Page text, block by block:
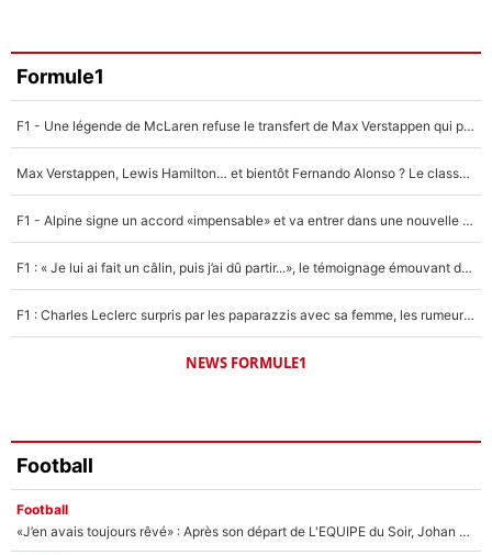
Faris Moumbagna
4%
Un autre joueur
5%
Formule1
F1 - Une légende de McLaren refuse le transfert de Max Verstappen qui pourrait «faire des vagues» et plomber l'ambiance dans l'équipe
Max Verstappen, Lewis Hamilton… et bientôt Fernando Alonso ? Le classement des pilotes les mieux payés en Formule 1 risque de changer !
F1 - Alpine signe un accord «impensable» et va entrer dans une nouvelle dimension : Grande nouvelle pour Pierre Gasly !
F1 : « Je lui ai fait un câlin, puis j’ai dû partir...», le témoignage émouvant de Max Verstappen sur sa fille
F1 : Charles Leclerc surpris par les paparazzis avec sa femme, les rumeurs étaient vraies !
NEWS FORMULE1
Football
Football
«J’en avais toujours rêvé» : Après son départ de L'EQUIPE du Soir, Johan Micoud va rebondir avec une activité «confidentielle»